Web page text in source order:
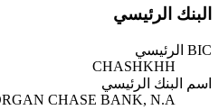
البنك الرئيسي
BIC الرئيسي
CHASHKHH
اسم البنك الرئيسي
CHASE BANK, N.A.